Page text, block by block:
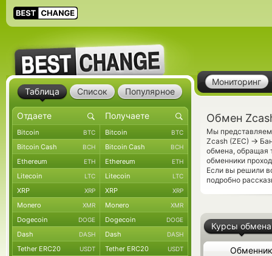
Мониторинг
Обмен
Мы представляем
Zcash (ZEC) →
обмена, обращая
обменники
Если вы решили
подробно
Курсы обмена
Обменник
Таблица Список Популярное
Bitcoin BTC Bitcoin BTC
Bitcoin Cash BCH Bitcoin Cash BCH
Ethereum ETH Ethereum ETH
Litecoin LTC Litecoin LTC
XRP XRP XRP XRP
Monero XMR Monero XMR
Dogecoin DOGE Dogecoin DOGE
Dash DASH Dash DASH
Tether ERC20 USDT Tether ERC20 USDT